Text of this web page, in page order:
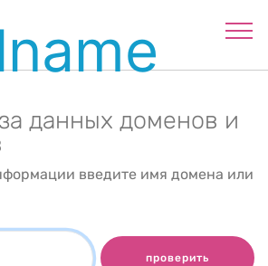
данных доменов и
введите имя домена или
проверить